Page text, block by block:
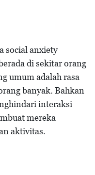
social anxiety
di sekitar orang
umum adalah rasa
banyak. Bahkan
interaksi
mereka
aktivitas.